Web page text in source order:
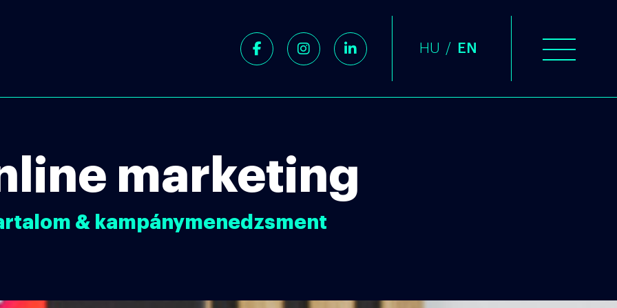
FacebookInstagram
Linkedin
HU EN
marketing
& kampánymenedzsment